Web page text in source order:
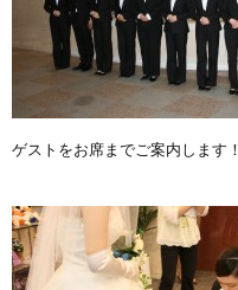
ゲストをお席までご案内します！